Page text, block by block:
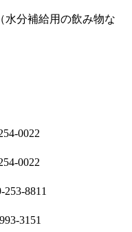
水分補給用の飲み物な
0022
0022
253-8811
3151